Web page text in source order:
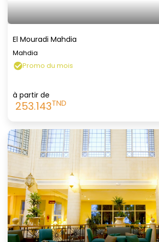
El Mouradi Mahdia
Mahdia
Promo du mois
à partir de
253.143TND